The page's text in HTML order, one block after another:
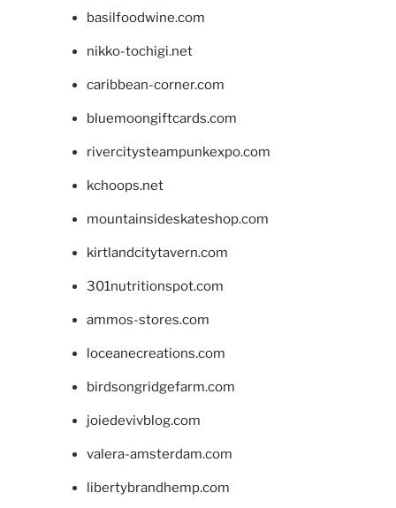
basilfoodwine.com
nikko-tochigi.net
caribbean-corner.com
bluemoongiftcards.com
rivercitysteampunkexpo.com
kchoops.net
mountainsideskateshop.com
kirtlandcitytavern.com
301nutritionspot.com
ammos-stores.com
loceanecreations.com
birdsongridgefarm.com
joiedevivblog.com
valera-amsterdam.com
libertybrandhemp.com